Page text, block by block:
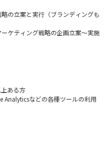
ーム等との調整
略策定、マネジメント、及び事業
おります。全国どこからでもプロ
柔軟な働き方が可能となっており
診させていただく場合もございま
きます。また社員の意見を取り入
。
の立案と実行（ブランディングも
ケティング戦略の企画立案～実施
体的な戦略に落とし、成果を出す
的な課題に向き合いミッションを
を立案し、リード獲得
ティングの観点でコミット
アップデート
ある方
Analyticsなどの各種ツールの利用
ケティングを軸としたマーケティ